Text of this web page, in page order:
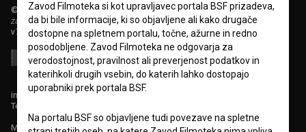
© 2018-2026, Filmoteka,
zavod za širjenje filmske kulture
v7.151.0
info@filmoteka.si
Tehnična pomoč: podpora@bsf.si
Mednarodna številka ISSN 2670-787X
Zavod Filmoteka si kot upravljavec portala BSF prizadeva,
da bi bile informacije, ki so objavljene ali kako drugače
dostopne na spletnem portalu, točne, ažurne in redno
posodobljene. Zavod Filmoteka ne odgovarja za
verodostojnost, pravilnost ali preverjenost podatkov in
katerihkoli drugih vsebin, do katerih lahko dostopajo
uporabniki prek portala BSF.
Na portalu BSF so objavljene tudi povezave na spletne